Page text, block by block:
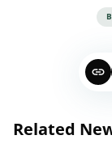
Related